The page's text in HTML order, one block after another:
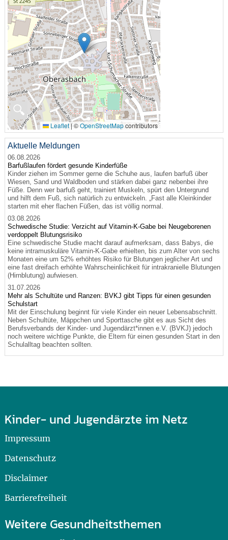
🔍
Leaflet|©OpenStreetMapcontributors
Aktuelle Meldungen
06.08.2026
Barfußlaufen fördert gesunde Kinderfüße
Kinder ziehen im Sommer gerne die Schuhe aus, laufen barfuß über
Wiesen, Sand und Waldboden und stärken dabei ganz nebenbei ihre
Füße. Denn wer barfuß geht, trainiert Muskeln, spürt den Untergrund
und hilft dem Fuß, sich natürlich zu entwickeln. „Fast alle Kleinkinder
starten mit eher flachen Füßen, das ist völlig normal.
03.08.2026
Schwedische Studie: Verzicht auf Vitamin-K-Gabe bei Neugeborenen
verdoppelt Blutungsrisiko
Eine schwedische Studie macht darauf aufmerksam, dass Babys, die
keine intramuskuläre Vitamin-K-Gabe erhielten, bis zum Alter von sechs
Monaten eine um 52% erhöhtes Risiko für Blutungen jeglicher Art und
eine fast dreifach erhöhte Wahrscheinlichkeit für intrakranielle Blutungen
(Hirnblutung) aufwiesen.
31.07.2026
Mehr als Schultüte und Ranzen: BVKJ gibt Tipps für einen gesunden
Schulstart
Mit der Einschulung beginnt für viele Kinder ein neuer Lebensabschnitt.
Neben Schultüte, Mäppchen und Sporttasche gibt es aus Sicht des
Berufsverbands der Kinder- und Jugendärzt*innen e.V. (BVKJ) jedoch
noch weitere wichtige Punkte, die Eltern für einen gesunden Start in den
Schulalltag beachten sollten.
Kinder- und Jugendärzte im Netz
Impressum
Datenschutz
Disclaimer
Barrierefreiheit
Weitere Gesundheitsthemen